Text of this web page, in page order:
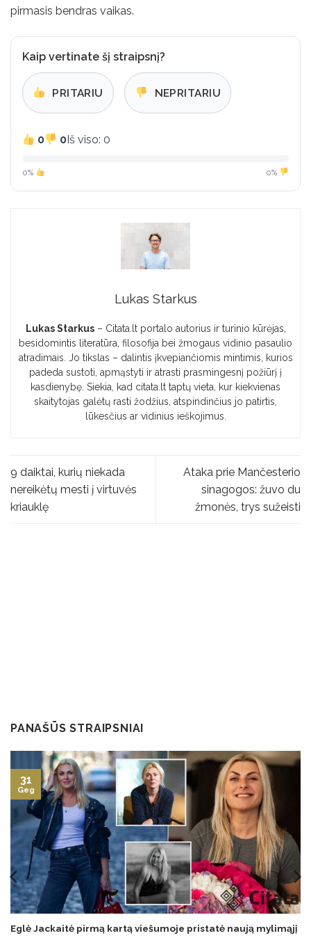
pirmasis bendras vaikas.
Kaip vertinate šį straipsnį?
PRITARIU NEPRITARIU
0 0Iš viso: 0
0% 0%
Lukas Starkus
Lukas Starkus– Citata.lt portalo autorius ir turinio kūrėjas,
besidomintis literatūra, filosofija bei žmogaus vidinio pasaulio
atradimais. Jo tikslas – dalintis įkvepiančiomis mintimis, kurios
padeda sustoti, apmąstyti ir atrasti prasmingesnį požiūrį į
kasdienybę. Siekia, kad citata.lt taptų vieta, kur kiekvienas
skaitytojas galėtų rasti žodžius, atspindinčius jo patirtis,
lūkesčius ar vidinius ieškojimus.
9 daiktai, kurių niekada
nereikėtų mesti į virtuvės
kriauklę
Ataka prie Mančesterio
sinagogos: žuvo du
žmonės, trys sužeisti
PANAŠŪS STRAIPSNIAI
Eglė Jackaitė pirmą kartą viešumoje pristatė naują mylimąjį
31
Geg